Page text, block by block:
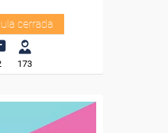
cerrada
173